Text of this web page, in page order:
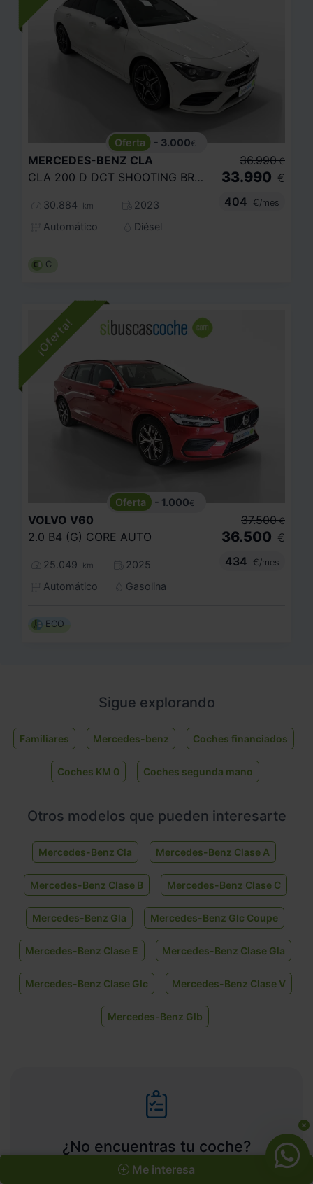
- 3.000€
MERCEDES-BENZ CLA
CLA 200 D DCT SHOOTING BRAKE
30.884 km
2023
Automático
Diésel
36.990 €
33.990 €
404
€/mes
C
- 1.000€
VOLVO V60
2.0 B4 (G) CORE AUTO
25.049 km
2025
Automático
Gasolina
37.500 €
36.500 €
434
€/mes
ECO
Sigue explorando
Familiares Mercedes-benz Coches financiados
Coches KM 0 Coches segunda mano
Otros modelos que pueden interesarte
Mercedes-Benz Cla Mercedes-Benz Clase A
Mercedes-Benz Clase B Mercedes-Benz Clase C
Mercedes-Benz Gla Mercedes-Benz Glc Coupe
Mercedes-Benz Clase E Mercedes-Benz Clase Gla
Mercedes-Benz Clase Glc Mercedes-Benz Clase V
Mercedes-Benz Glb
¿No encuentras tu coche?
Nosotros lo encontramos por ti al mejor precio
Me interesa